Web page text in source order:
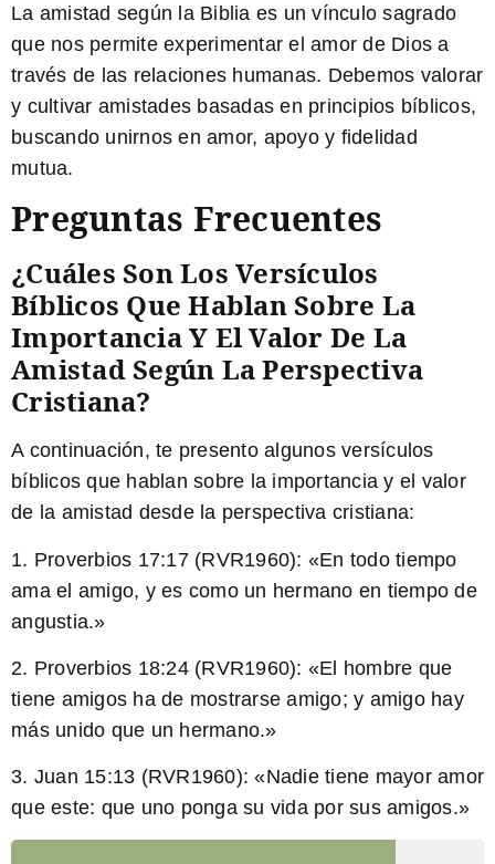
La amistad según la Biblia es un vínculo sagrado
que nos permite experimentar el amor de Dios a
través de las relaciones humanas. Debemos valorar
y cultivar amistades basadas en principios bíblicos,
buscando unirnos en amor, apoyo y fidelidad
mutua.
Preguntas Frecuentes
¿Cuáles Son Los Versículos
Bíblicos Que Hablan Sobre La
Importancia Y El Valor De La
Amistad Según La Perspectiva
Cristiana?
A continuación, te presento algunos versículos
bíblicos que hablan sobre la importancia y el valor
de la amistad desde la perspectiva cristiana:
1. Proverbios 17:17 (RVR1960): «En todo tiempo
ama el amigo, y es como un hermano en tiempo de
angustia.»
2. Proverbios 18:24 (RVR1960): «El hombre que
tiene amigos ha de mostrarse amigo; y amigo hay
más unido que un hermano.»
3. Juan 15:13 (RVR1960): «Nadie tiene mayor amor
que este: que uno ponga su vida por sus amigos.»